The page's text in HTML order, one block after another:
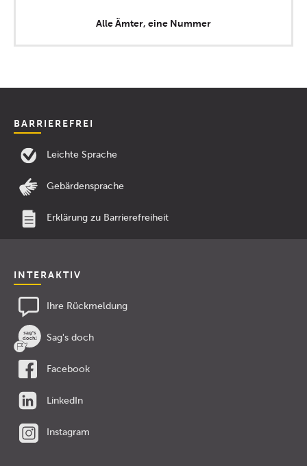
Alle Ämter, eine Nummer
BARRIEREFREI
Leichte Sprache
Gebärdensprache
Erklärung zu Barrierefreiheit
INTERAKTIV
Ihre Rückmeldung
Sag's doch
Facebook
LinkedIn
Instagram